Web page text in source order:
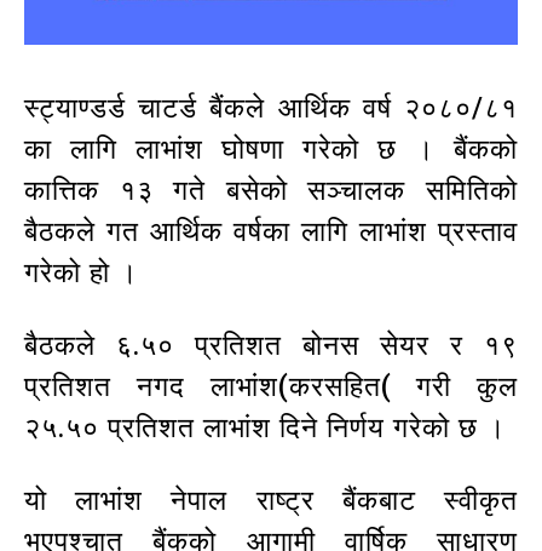
स्ट्याण्डर्ड चाटर्ड बैंकले आर्थिक वर्ष २०८०/८१
का लागि लाभांश घोषणा गरेको छ । बैंकको
कात्तिक १३ गते बसेको सञ्चालक समितिको
बैठकले गत आर्थिक वर्षका लागि लाभांश प्रस्ताव
गरेको हो ।
बैठकले ६.५० प्रतिशत बोनस सेयर र १९
प्रतिशत नगद लाभांश(करसहित( गरी कुल
२५.५० प्रतिशत लाभांश दिने निर्णय गरेको छ ।
यो लाभांश नेपाल राष्ट्र बैंकबाट स्वीकृत
भएपश्चात बैंकको आगामी वार्षिक साधारण